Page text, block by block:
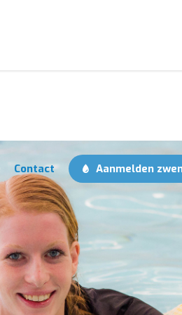
Contact Aanmelden